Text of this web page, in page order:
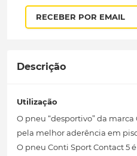
RECEBER POR EMAIL
Descrição
Utilização
O pneu “desportivo” da
pela melhor aderência em
O pneu Conti Sport Contact 5